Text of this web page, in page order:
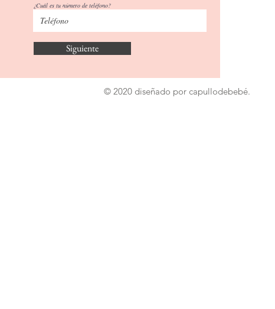
¿Cuál es tu número de teléfono?
Siguiente
© 2020 diseñado por capullodebebé.